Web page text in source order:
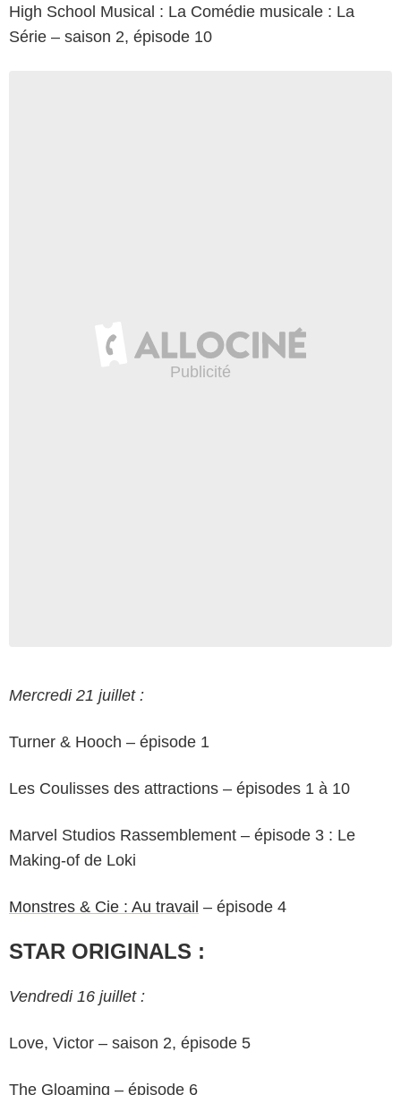
High School Musical : La Comédie musicale : La
Série – saison 2, épisode 10
Mercredi 21 juillet :
Turner & Hooch – épisode 1
Les Coulisses des attractions – épisodes 1 à 10
Marvel Studios Rassemblement – épisode 3 : Le
Making-of de Loki
Monstres & Cie : Au travail – épisode 4
STAR ORIGINALS :
Vendredi 16 juillet :
Love, Victor – saison 2, épisode 5
The Gloaming – épisode 6